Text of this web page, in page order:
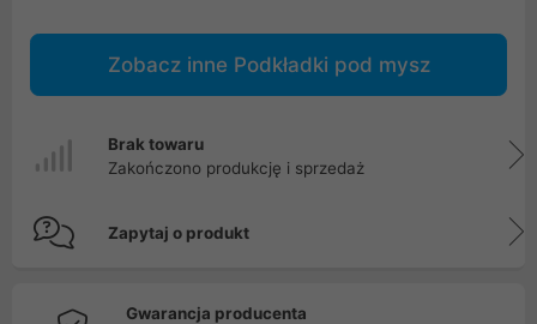
Zobacz inne Podkładki pod mysz
Brak towaru
Zakończono produkcję i sprzedaż
Zapytaj o produkt
Gwarancja producenta